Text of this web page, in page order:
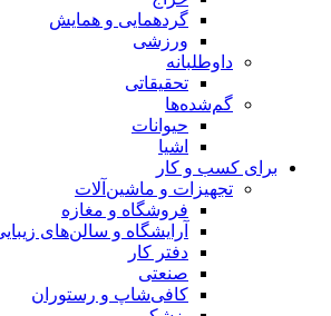
گردهمایی و همایش
ورزشی
داوطلبانه
تحقیقاتی
گم‌شده‌ها
حیوانات
اشیا
برای کسب و کار
تجهیزات و ماشین‌آلات
فروشگاه و مغازه
آرایشگاه و سالن‌های زیبایی
دفتر کار
صنعتی
کافی‌شاپ و رستوران